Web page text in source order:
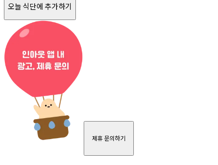
오늘 식단에 추가하기
제휴 문의하기